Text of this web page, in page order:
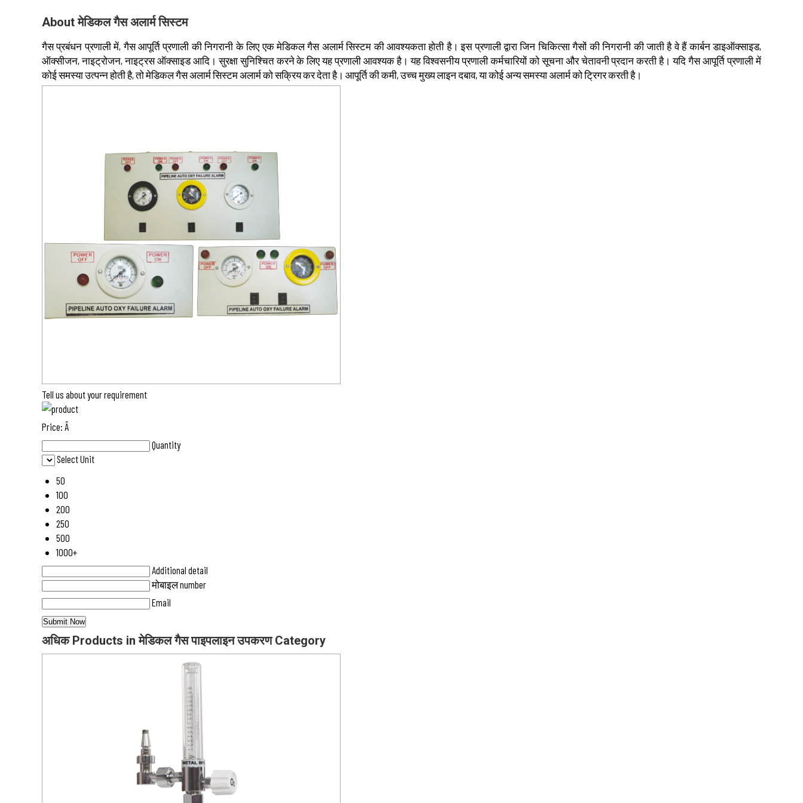
About मेडिकल गैस अलार्म सिस्टम
गैस प्रबंधन प्रणाली में, गैस आपूर्ति प्रणाली की निगरानी के लिए एक मेडिकल गैस अलार्म सिस्टम की आवश्यकता होती है। इस प्रणाली द्वारा जिन चिकित्सा गैसों की निगरानी की जाती है वे हैं कार्बन डाइऑक्साइड,
ऑक्सीजन, नाइट्रोजन, नाइट्रस ऑक्साइड आदि। सुरक्षा सुनिश्चित करने के लिए यह प्रणाली आवश्यक है। यह विश्वसनीय प्रणाली कर्मचारियों को सूचना और चेतावनी प्रदान करती है। यदि गैस आपूर्ति प्रणाली में
कोई समस्या उत्पन्न होती है, तो मेडिकल गैस अलार्म सिस्टम अलार्म को सक्रिय कर देता है। आपूर्ति की कमी, उच्च मुख्य लाइन दबाव, या कोई अन्य समस्या अलार्म को ट्रिगर करती है।
Tell us about your requirement
Price: Â
Quantity
Select Unit
50
100
200
250
500
1000+
Additional detail
मोबाइल number
Email
अधिक Products in मेडिकल गैस पाइपलाइन उपकरण Category